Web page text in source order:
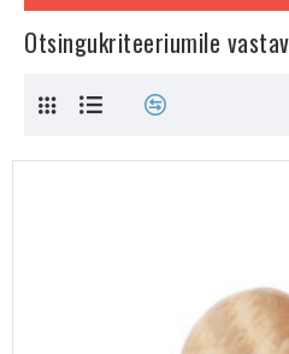
Otsingukriteeriumile